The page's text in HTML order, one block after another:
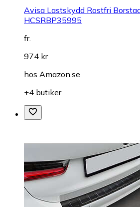
Avisa Lastskydd Rostfri
HCSRBP35995
fr.
974 kr
hos Amazon.se
+4 butiker